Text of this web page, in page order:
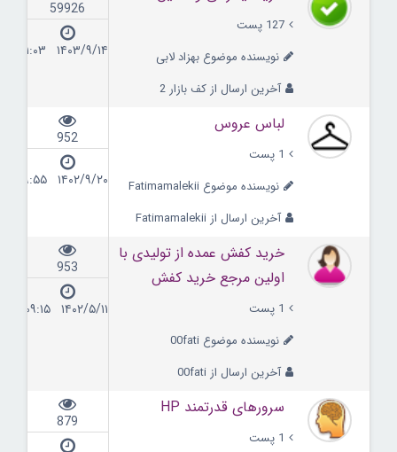
127 پست
نویسنده موضوع بهزاد لابی
آخرین ارسال از کف بازار 2
59926
۱۴۰۳/۹/۱۴ ۱۱:۰۳
لباس عروس
1 پست
نویسنده موضوع Fatimamalekii
آخرین ارسال از Fatimamalekii
952
۱۴۰۲/۹/۲۰ ۱۹:۵۵
خرید کفش عمده از تولیدی با
اولین مرجع خرید کفش
1 پست
نویسنده موضوع 00fati
آخرین ارسال از 00fati
953
۱۴۰۲/۵/۱۱ ۰۹:۱۵
سرورهای قدرتمند HP
1 پست
879